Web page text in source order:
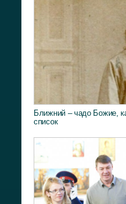
Ближний – чадо Божие,
список